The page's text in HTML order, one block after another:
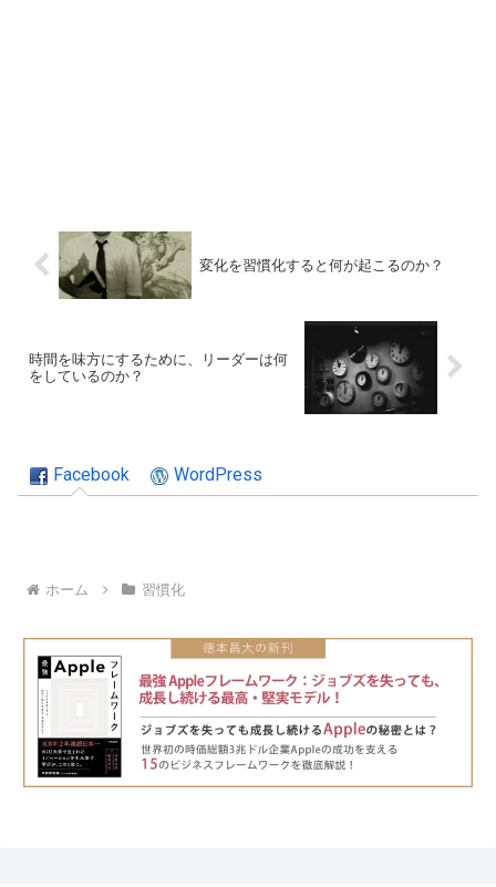
変化を習慣化すると何が起こるのか？
時間を味方にするために、リーダーは何
をしているのか？
Facebook WordPress
ホーム 習慣化